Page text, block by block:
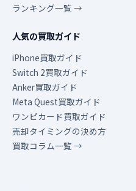
ランキング一覧 →
人気の買取ガイド
iPhone買取ガイド
Switch 2買取ガイド
Anker買取ガイド
Meta Quest買取ガイド
ワンピカード買取ガイド
売却タイミングの決め方
買取コラム一覧 →